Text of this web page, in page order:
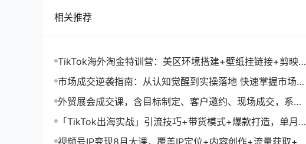
相关推荐
TikTok海外淘金特训营：美区环境搭建+壁纸挂链接+剪映数
字人，月入1.5万
市场成交逆袭指南：从认知觉醒到实操落地 快速掌握市场开
拓与成交核心能力
外贸展会成交课，含目标制定、客户邀约、现场成交，系统
化SOP提升参展ROI
「TikTok出海实战」引流技巧+带货模式+爆款打造，单月变
现10万+秘籍
视频号IP变现8月大课，覆盖IP定位+内容创作+流量获取+合